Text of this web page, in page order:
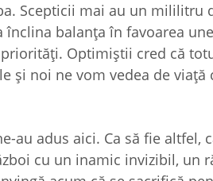
Scepticii mai au un mililitru
balanţa în favoarea
Optimiştii cred că
şi noi ne vom vedea de viaţă
au adus aici. Ca să fie altfel,
cu un inamic invizibil, un